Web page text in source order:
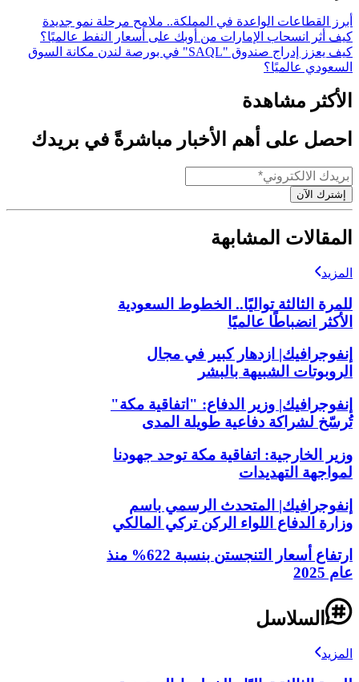
أبرز القطاعات الواعدة في المملكة.. ملامح مرحلة نمو جديدة
كيف أثر انسحاب الإمارات من أوبك على أسعار النفط عالميًا؟
كيف يعزز إدراج صندوق "SAQL" في بورصة لندن مكانة السوق
السعودي عالميًا؟
الأكثر مشاهدة
احصل على أهم الأخبار مباشرةً في بريدك
إشترك الآن
المقالات المشابهة
المزيد
للمرة الثالثة تواليًا.. الخطوط السعودية
الأكثر انضباطًا عالميًا
إنفوجرافيك| ازدهار كبير في مجال
الروبوتات الشبيهة بالبشر
إنفوجرافيك| وزير الدفاع: "اتفاقية مكة"
تُرسّخ لشراكة دفاعية طويلة المدى
وزير الخارجية: اتفاقية مكة توحد جهودنا
لمواجهة التهديدات
إنفوجرافيك| المتحدث الرسمي باسم
وزارة الدفاع اللواء الركن تركي المالكي
ارتفاع أسعار التنجستن بنسبة 622% منذ
عام 2025
السلاسل
المزيد